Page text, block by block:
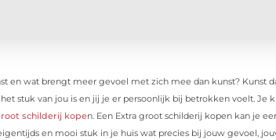
en wat brengt meer gevoel met zich mee dan kunst? Kunst
stuk van jou is en jij je er persoonlijk bij betrokken voelt. Je
schilderij kopen. Een Extra groot schilderij kopen kan je
en mooi stuk in je huis wat precies bij jouw gevoel,